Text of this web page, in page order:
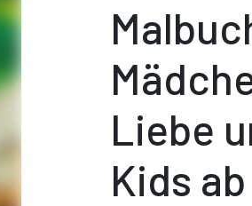
Liebe
Kids